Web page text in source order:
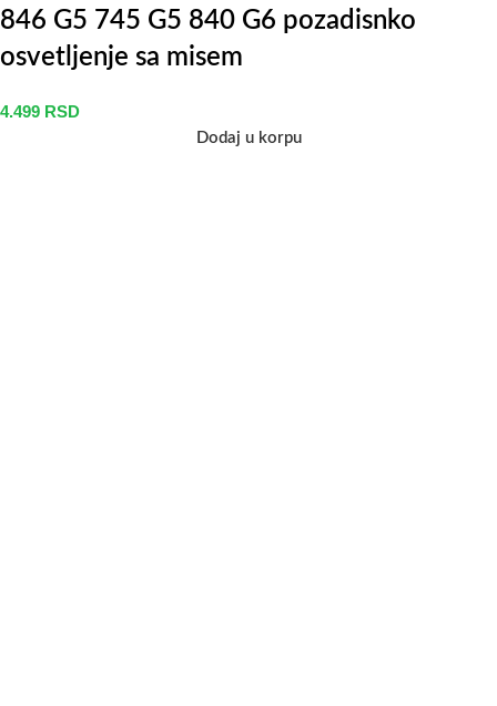
846 G5 745 G5 840 G6 pozadisnko
osvetljenje sa misem
4.499 RSD
Dodaj u korpu